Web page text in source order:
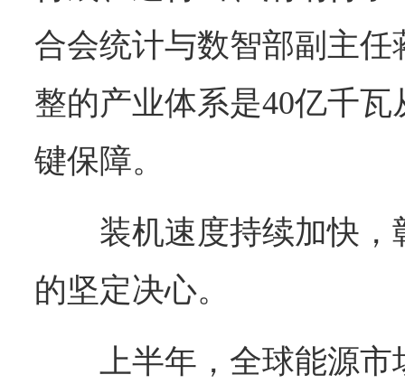
合会统计与数智部副主
整的产业体系是40亿千
键保障。
装机速度持续加快
的坚定决心。
上半年，全球能源